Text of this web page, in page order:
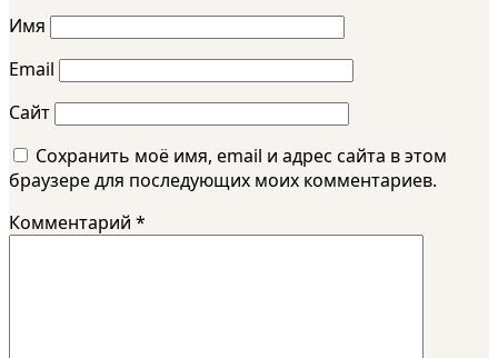
Имя
Email
Сайт
Сохранить моё имя, email и адрес сайта в этом
браузере для последующих моих комментариев.
Комментарий *